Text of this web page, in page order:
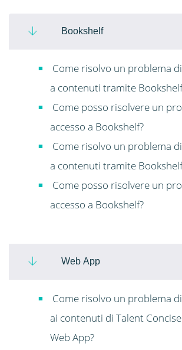
Bookshelf
Come risolvo un problema
a contenuti tramite
Come posso risolvere un
accesso a Bookshelf?
Come risolvo un problema
a contenuti tramite
Come posso risolvere un
accesso a Bookshelf?
Web App
Come risolvo un problema
ai contenuti di Talent
Web App?